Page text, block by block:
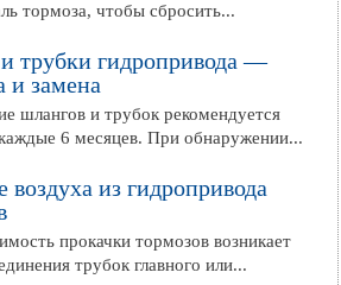
тормоза, чтобы сбросить...
трубки гидропривода —
и замена
шлангов и трубок рекомендуется
6 месяцев. При обнаружении...
воздуха из гидропривода
прокачки тормозов возникает
трубок главного или...